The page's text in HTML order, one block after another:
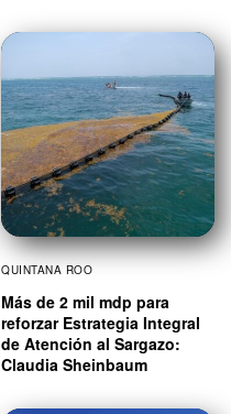
QUINTANA ROO
Más de 2 mil mdp para
reforzar Estrategia Integral
de Atención al Sargazo:
Claudia Sheinbaum